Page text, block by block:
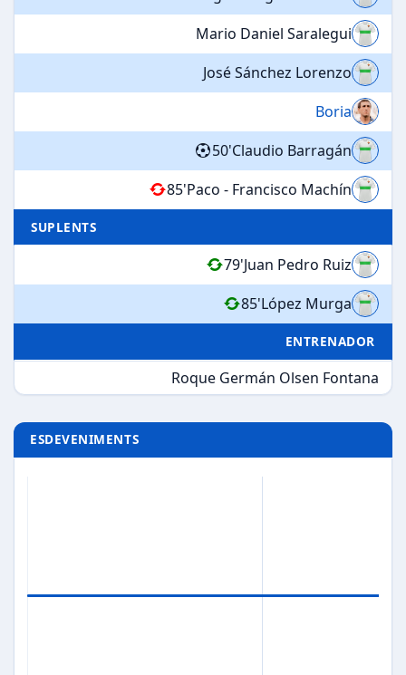
Mario Daniel Saralegui
José Sánchez Lorenzo
Boria
50'Claudio Barragán
85'Paco - Francisco Machín
SUPLENTS
79'Juan Pedro Ruiz
85'López Murga
ENTRENADOR
Roque Germán Olsen Fontana
ESDEVENIMENTS